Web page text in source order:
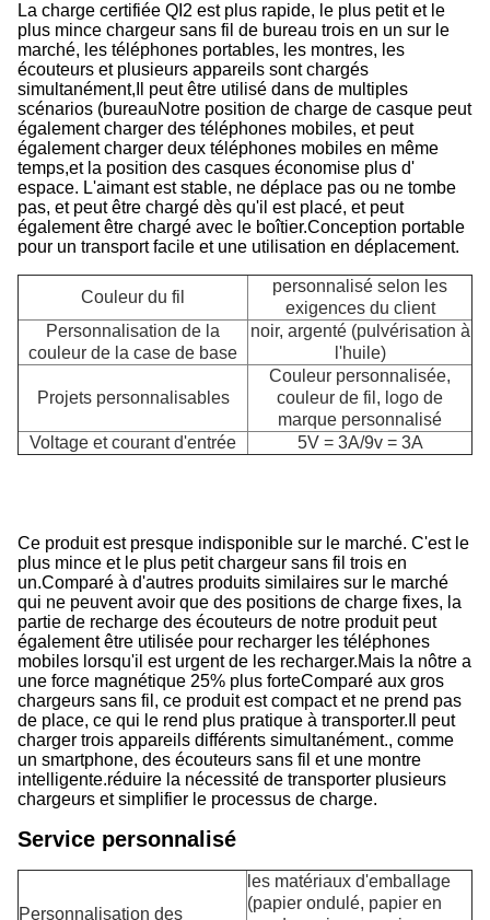
La charge certifiée QI2 est plus rapide, le plus petit et le
plus mince chargeur sans fil de bureau trois en un sur le
marché, les téléphones portables, les montres, les
écouteurs et plusieurs appareils sont chargés
simultanément,Il peut être utilisé dans de multiples
scénarios (bureauNotre position de charge de casque peut
également charger des téléphones mobiles, et peut
également charger deux téléphones mobiles en même
temps,et la position des casques économise plus d'
espace. L'aimant est stable, ne déplace pas ou ne tombe
pas, et peut être chargé dès qu'il est placé, et peut
également être chargé avec le boîtier.Conception portable
pour un transport facile et une utilisation en déplacement.
Couleur du fil
personnalisé selon les
exigences du client
Personnalisation de la
couleur de la case de base
noir, argenté (pulvérisation à
l'huile)
Projets personnalisables
Couleur personnalisée,
couleur de fil, logo de
marque personnalisé
Voltage et courant d'entrée
5V = 3A/9v = 3A
Ce produit est presque indisponible sur le marché. C'est le
plus mince et le plus petit chargeur sans fil trois en
un.Comparé à d'autres produits similaires sur le marché
qui ne peuvent avoir que des positions de charge fixes, la
partie de recharge des écouteurs de notre produit peut
également être utilisée pour recharger les téléphones
mobiles lorsqu'il est urgent de les recharger.Mais la nôtre a
une force magnétique 25% plus forteComparé aux gros
chargeurs sans fil, ce produit est compact et ne prend pas
de place, ce qui le rend plus pratique à transporter.Il peut
charger trois appareils différents simultanément., comme
un smartphone, des écouteurs sans fil et une montre
intelligente.réduire la nécessité de transporter plusieurs
chargeurs et simplifier le processus de charge.
Service personnalisé
Personnalisation des
les matériaux d'emballage
(papier ondulé, papier en